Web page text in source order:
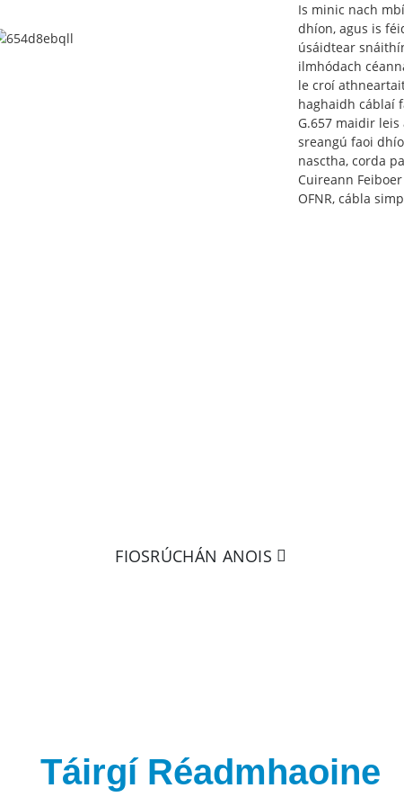
Is minic nach
dhíon, agus is
úsáidtear
ilmhódach
le croí
haghaidh cáblaí
G.657 maidir
sreangú faoi
nasctha, corda
Cuireann
OFNR, cábla
FIOSRÚCHÁN ANOIS
Táirgí Réadmhaoine